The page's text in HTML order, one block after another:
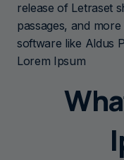
release of Letraset
passages, and
software like Aldus
Lorem Ipsum